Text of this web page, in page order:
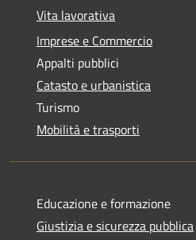
Vita lavorativa
Imprese e Commercio
Appalti pubblici
Catasto e urbanistica
Turismo
Mobilità e trasporti
Educazione e formazione
Giustizia e sicurezza pubblica